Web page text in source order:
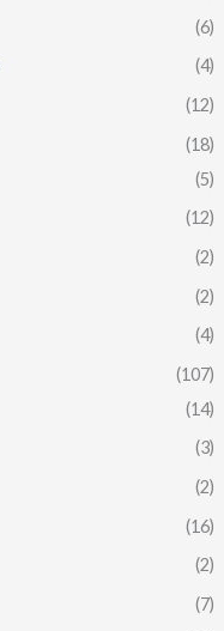
(6)
(4)
(12)
(18)
(5)
(12)
(2)
(2)
(4)
(107)
(14)
(3)
(2)
(16)
(2)
(7)